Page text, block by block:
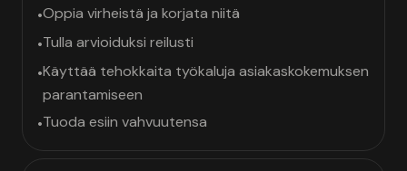
•Oppia virheistä ja korjata niitä
•Tulla arvioiduksi reilusti
•Käyttää tehokkaita työkaluja asiakaskokemuksen
parantamiseen
•Tuoda esiin vahvuutensa